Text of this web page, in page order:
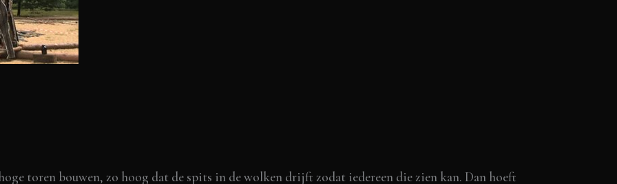
toren bouwen, zo hoog dat de spits in de wolken drijft zodat iedereen die zien kan. Dan hoeft